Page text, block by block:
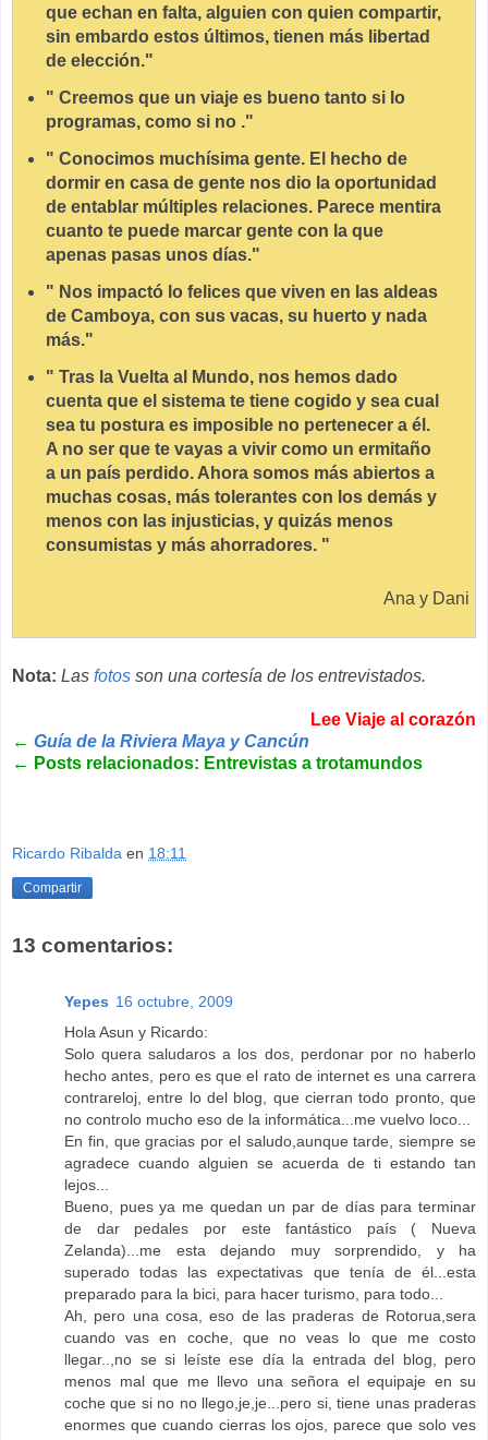
que echan en falta, alguien con quien compartir,
sin embardo estos últimos, tienen más libertad
de elección."
" Creemos que un viaje es bueno tanto si lo
programas, como si no ."
" Conocimos muchísima gente. El hecho de
dormir en casa de gente nos dio la oportunidad
de entablar múltiples relaciones. Parece mentira
cuanto te puede marcar gente con la que
apenas pasas unos días."
" Nos impactó lo felices que viven en las aldeas
de Camboya, con sus vacas, su huerto y nada
más."
" Tras la Vuelta al Mundo, nos hemos dado
cuenta que el sistema te tiene cogido y sea cual
sea tu postura es imposible no pertenecer a él.
A no ser que te vayas a vivir como un ermitaño
a un país perdido. Ahora somos más abiertos a
muchas cosas, más tolerantes con los demás y
menos con las injusticias, y quizás menos
consumistas y más ahorradores. "
Ana y Dani
Nota: Las fotos son una cortesía de los entrevistados.
Lee Viaje al corazón
← Guía de la Riviera Maya y Cancún
← Posts relacionados: Entrevistas a trotamundos
Ricardo Ribalda en 18:11
Compartir
13 comentarios:
Yepes 16 octubre, 2009
Hola Asun y Ricardo:
Solo quera saludaros a los dos, perdonar por no haberlo
hecho antes, pero es que el rato de internet es una carrera
contrareloj, entre lo del blog, que cierran todo pronto, que
no controlo mucho eso de la informática...me vuelvo loco...
En fin, que gracias por el saludo,aunque tarde, siempre se
agradece cuando alguien se acuerda de ti estando tan
lejos...
Bueno, pues ya me quedan un par de días para terminar
de dar pedales por este fantástico país ( Nueva
Zelanda)...me esta dejando muy sorprendido, y ha
superado todas las expectativas que tenía de él...esta
preparado para la bici, para hacer turismo, para todo...
Ah, pero una cosa, eso de las praderas de Rotorua,sera
cuando vas en coche, que no veas lo que me costo
llegar..,no se si leíste ese día la entrada del blog, pero
menos mal que me llevo una señora el equipaje en su
coche que si no no llego,je,je...pero si, tiene unas praderas
enormes que cuando cierras los ojos, parece que solo ves